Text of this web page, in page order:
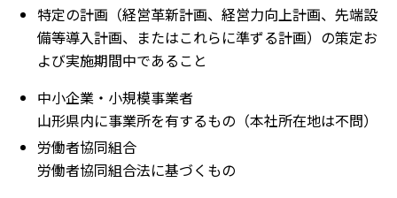
特定の計画（経営革新計画、経営力向上計画、先端設
備等導入計画、またはこれらに準ずる計画）の策定お
よび実施期間中であること
中小企業・小規模事業者
山形県内に事業所を有するもの（本社所在地は不問）
労働者協同組合
労働者協同組合法に基づくもの